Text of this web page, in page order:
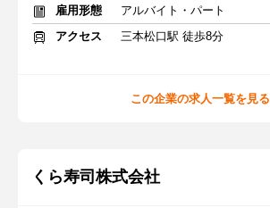
雇用形態
アルバイト・パート
アクセス
三本松口駅 徒歩8分
この企業の求人一覧を見る
くら寿司株式会社